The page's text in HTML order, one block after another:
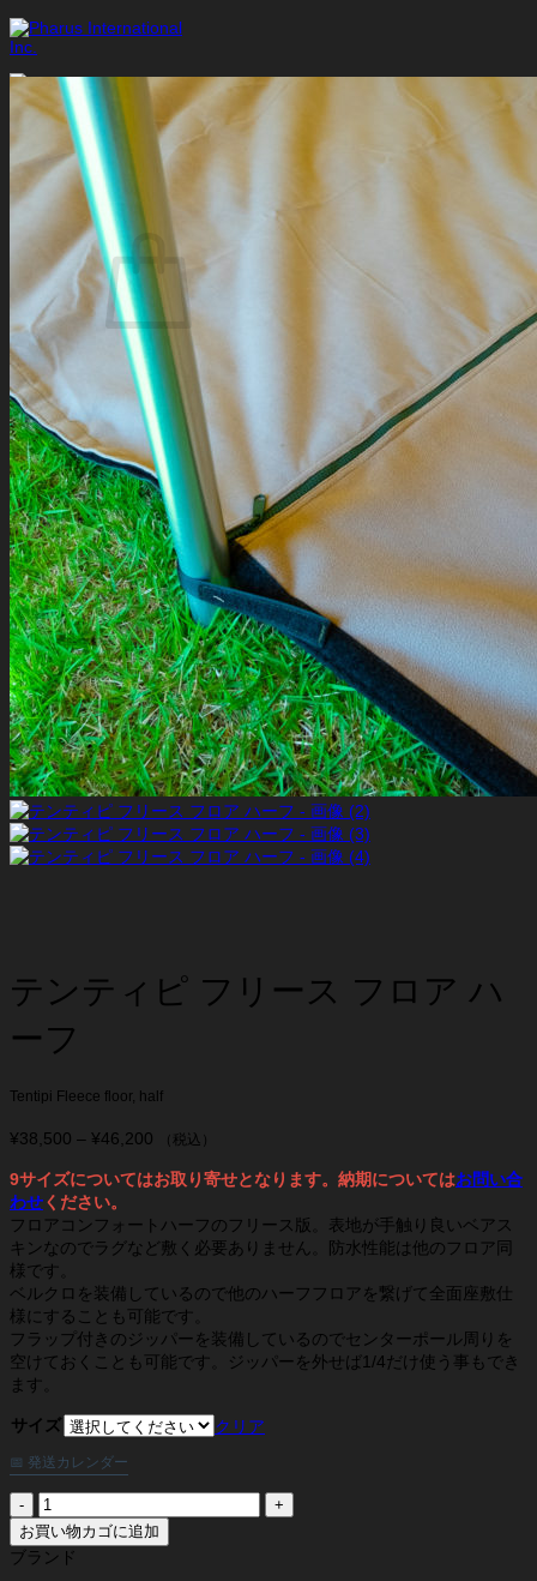
Skip
to
content
お買い物カゴに商品がありません。
ショップに戻る
お買い物カゴ
お買い物カゴに商品がありません。
ショップに戻る
テンティピ フリース フロア ハ
ーフ
Tentipi Fleece floor, half
¥38,500 – ¥46,200 価
帯:
–
¥46,200
（税込）
9サイズについてはお取り寄せとなります。納期についてはお問い合
わせください。
フロアコンフォートハーフのフリース版。表地が手触り良いベアス
キンなのでラグなど敷く必要ありません。防水性能は他のフロア同
様です。
ベルクロを装備しているので他のハーフフロアを繋げて全面座敷仕
様にすることも可能です。
フラップ付きのジッパーを装備しているのでセンターポール周りを
空けておくことも可能です。ジッパーを外せば1/4だけ使う事もでき
ます。
サイズ クリア
📅 発送カレンダー
テ
ン
テ
ィ
お買い物カゴに追加
ブランド